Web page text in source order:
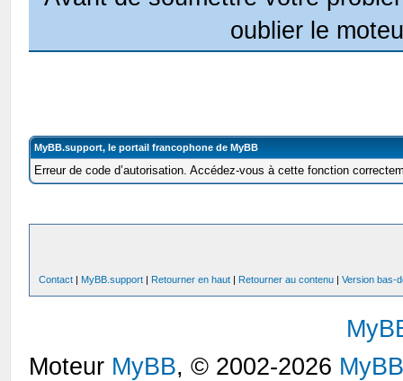
oublier le
MyBB.support, le portail francophone de MyBB
Erreur de code d’autorisation. Accédez-vous à cette fonction
Contact | MyBB.support | Retourner en haut | Retourner au contenu |Version bas-
Moteur MyBB, © 2002-2026